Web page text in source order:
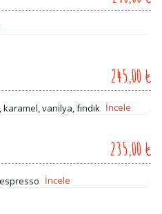
245,00 ₺
vanilya, fındık İncele
235,00 ₺
İncele